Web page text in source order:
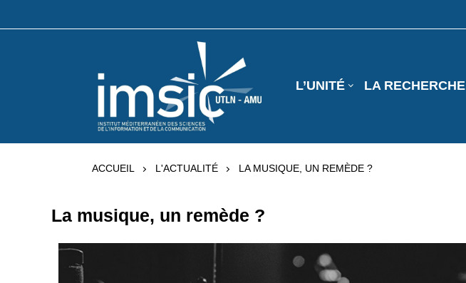
L’UNITÉ LA RECHERCHE
ACCUEIL L'ACTUALITÉ LA MUSIQUE, UN REMÈDE ?
La musique, un remède ?